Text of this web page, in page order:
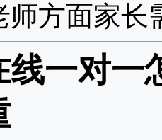
师方面家长
线一对一